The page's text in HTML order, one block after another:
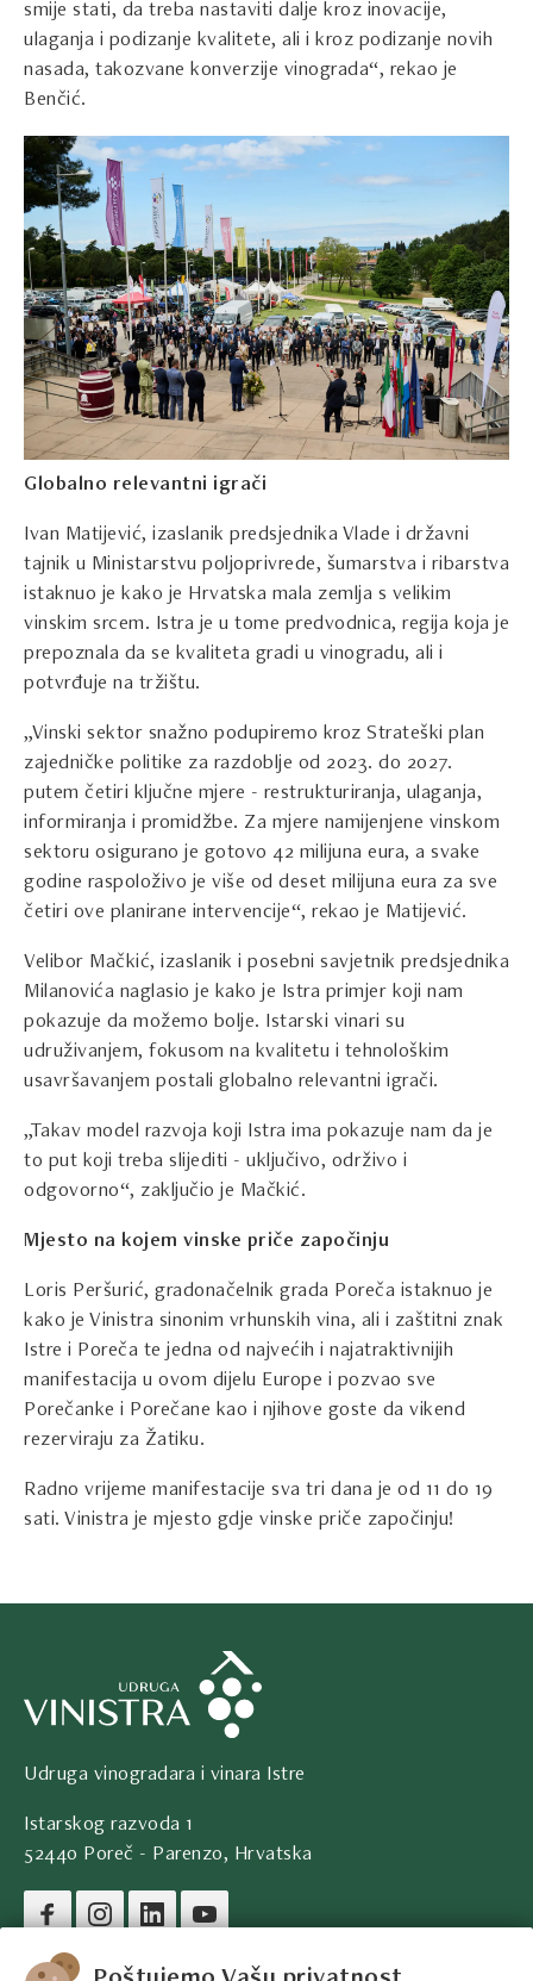
smije stati, da treba nastaviti dalje kroz inovacije,
ulaganja i podizanje kvalitete, ali i kroz podizanje novih
nasada, takozvane konverzije vinograda“, rekao je
Benčić.
Globalno relevantni igrači
Ivan Matijević, izaslanik predsjednika Vlade i državni
tajnik u Ministarstvu poljoprivrede, šumarstva i ribarstva
istaknuo je kako je Hrvatska mala zemlja s velikim
vinskim srcem. Istra je u tome predvodnica, regija koja je
prepoznala da se kvaliteta gradi u vinogradu, ali i
potvrđuje na tržištu.
„Vinski sektor snažno podupiremo kroz Strateški plan
zajedničke politike za razdoblje od 2023. do 2027.
putem četiri ključne mjere - restrukturiranja, ulaganja,
informiranja i promidžbe. Za mjere namijenjene vinskom
sektoru osigurano je gotovo 42 milijuna eura, a svake
godine raspoloživo je više od deset milijuna eura za sve
četiri ove planirane intervencije“, rekao je Matijević.
Velibor Mačkić, izaslanik i posebni savjetnik predsjednika
Milanovića naglasio je kako je Istra primjer koji nam
pokazuje da možemo bolje. Istarski vinari su
udruživanjem, fokusom na kvalitetu i tehnološkim
usavršavanjem postali globalno relevantni igrači.
„Takav model razvoja koji Istra ima pokazuje nam da je
to put koji treba slijediti - uključivo, održivo i
odgovorno“, zaključio je Mačkić.
Mjesto na kojem vinske priče započinju
Loris Peršurić, gradonačelnik grada Poreča istaknuo je
kako je Vinistra sinonim vrhunskih vina, ali i zaštitni znak
Istre i Poreča te jedna od najvećih i najatraktivnijih
manifestacija u ovom dijelu Europe i pozvao sve
Porečanke i Porečane kao i njihove goste da vikend
rezerviraju za Žatiku.
Radno vrijeme manifestacije sva tri dana je od 11 do 19
sati. Vinistra je mjesto gdje vinske priče započinju!
Udruga vinogradara i vinara Istre
Istarskog razvoda 1
52440 Poreč - Parenzo, Hrvatska
Pravni podaci društva